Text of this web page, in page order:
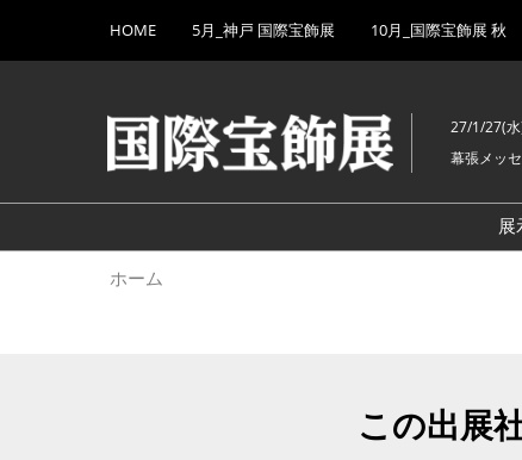
キ
し
て
to
HOME 5月_神戸 国際宝飾展 10月_国際宝飾展 秋
27/1/27(
幕張メッセ
展
ホーム
この出展